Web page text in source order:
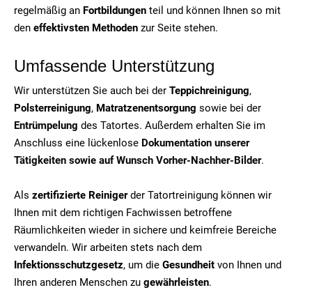
regelmäßig an Fortbildungen teil und können Ihnen so mit
den effektivsten Methoden zur Seite stehen.
Umfassende Unterstützung
Wir unterstützen Sie auch bei der Teppichreinigung,
Polsterreinigung, Matratzenentsorgung sowie bei der
Entrümpelung des Tatortes. Außerdem erhalten Sie im
Anschluss eine lückenlose Dokumentation unserer
Tätigkeiten sowie auf Wunsch Vorher-Nachher-Bilder.
Als zertifizierte Reinigerder Tatortreinigung können wir
Ihnen mit dem richtigen Fachwissen betroffene
Räumlichkeiten wieder in sichere und keimfreie Bereiche
verwandeln. Wir arbeiten stets nach dem
Infektionsschutzgesetz, um die Gesundheit von Ihnen und
Ihren anderen Menschen zu gewährleisten.